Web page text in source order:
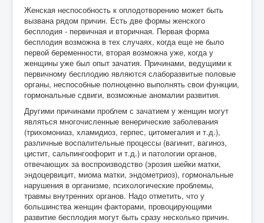
Женская неспособность к оплодотворению может быть
вызвана рядом причин. Есть две формы женского
бесплодия - первичная и вторичная. Первая форма
бесплодия возможна в тех случаях, когда еще не было
первой беременности, вторая возможна уже, когда у
женщины уже был опыт зачатия. Причинами, ведущими к
первичному бесплодию являются слаборазвитые половые
органы, неспособные полноценно выполнять свои функции,
гормональные сдвиги, возможные аномалии развития.
Другими причинами проблем с зачатием у женщин могут
являться многочисленные венерические заболевания
(трихомониаз, хламидиоз, герпес, цитомегалия и т.д.),
различные воспалительные процессы (вагинит, вагиноз,
цистит, сальпингоофорит и т.д.) и патологии органов,
отвечающих за воспроизводство (эрозия шейки матки,
эндоцервицит, миома матки, эндометриоз), гормональные
нарушения в организме, психологические проблемы,
травмы внутренних органов. Надо отметить, что у
большинства женщин факторами, провоцирующими
развитие бесплодия могут быть сразу несколько причин.